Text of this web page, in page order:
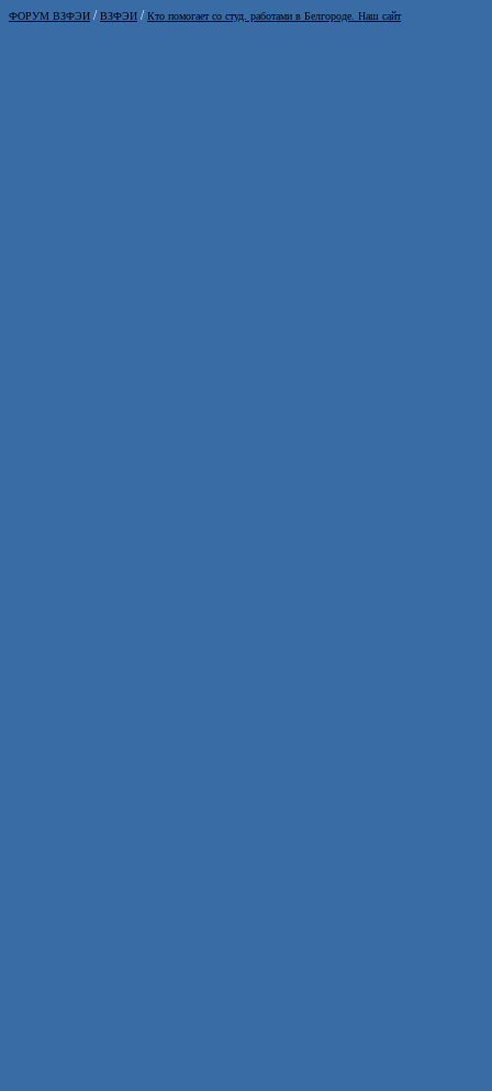
ФОРУМ ВЗФЭИ /ВЗФЭИ /Кто помогает со студ. работами в Белгороде. Наш сайт